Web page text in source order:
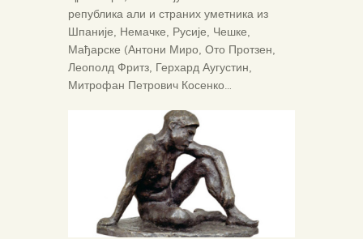
република али и страних уметника из
Шпаније, Немачке, Русије, Чешке,
Мађарске (Антони Миро, Ото Протзен,
Леополд Фритз, Герхард Аугустин,
Митрофан Петрович Косенко…